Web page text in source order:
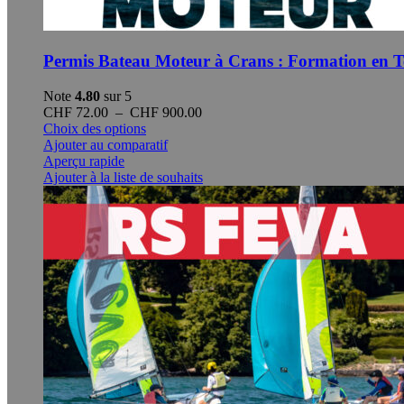
Permis Bateau Moteur à Crans : Formation en
Note 4.80 sur 5
CHF 72.00 – CHF 900.00Plage
à
CHF 900.00
Choix des optionsCe
produit
plusieurs
variations.
Les
options
peuvent
être
choisies
sur
la
page
du
produit
Ajouter au comparatif
Aperçu rapide
Ajouter à la liste de souhaits